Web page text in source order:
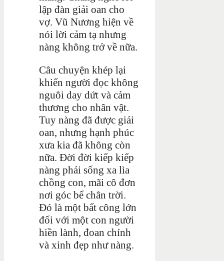
lập đàn giải oan cho
vợ. Vũ Nương hiện về
nói lời cảm tạ nhưng
nàng không trở về nữa.
Câu chuyện khép lại
khiến người đọc không
nguôi day dứt và cảm
thương cho nhân vật.
Tuy nàng đã được giải
oan, nhưng hạnh phúc
xưa kia đã không còn
nữa. Đời đời kiếp kiếp
nàng phải sống xa lìa
chồng con, mãi cô đơn
nơi góc bể chân trời.
Đó là một bất công lớn
đối với một con người
hiền lành, đoan chính
và xinh đẹp như nàng.